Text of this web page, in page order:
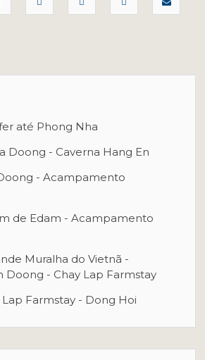
até Phong Nha
Doong - Caverna Hang En
- Acampamento
de Edam - Acampamento
Muralha do Vietnã -
Doong - Chay Lap Farmstay
Lap Farmstay - Dong Hoi